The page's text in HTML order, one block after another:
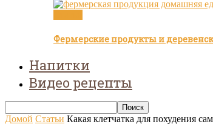
Фермерские продукты и
Напитки
Видео рецепты
Домой Статьи Какая клетчатка для похудения